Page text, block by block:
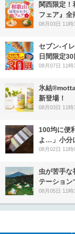
関西限定
フェア』全
08月03日 11時
セブン‐イ
日間限定
08月07日 11時
氷結
新登場！
08月03日 11時
100均に便
よ…」小分
08月02日 11時
虫が苦手な
テーション
08月05日 11時